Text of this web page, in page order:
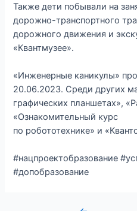
Также дети побывали на
дорожно-транспортного
дорожного движения и
«Квантмузее».
«Инженерные каникулы»
20.06.2023. Среди других
графических планшетах»,
«Ознакомительный курс
по робототехнике» и
#нацпроектобразование
#допобразование